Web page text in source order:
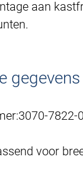
aan
gegevens
3070-7822-
voor